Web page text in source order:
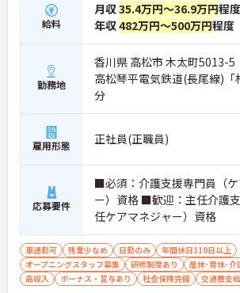
給料
月収35.4万円～36.9万円程
年収482万円～500万円程
勤務地
香川県 高松市 木太町5013-5
高松琴平電気鉄道(長尾線)「
分
雇用形態 正社員(正職員)
応募要件
■必須：介護支援専門員（ケ
ー）資格 ■歓迎：主任介護
任ケアマネジャー）資格
車通勤可 残業少なめ 日勤のみ
年間休日110日以上
オープニングスタッフ募集
研修制度あり
産休･育休･介
高収入
ボーナス・賞与あり 社会保険完備 交通費支給